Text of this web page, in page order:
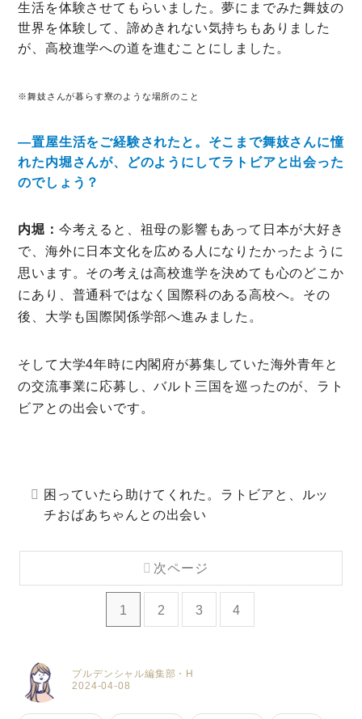
生活を体験させてもらいました。夢にまでみた舞妓の
世界を体験して、諦めきれない気持ちもありました
が、高校進学への道を進むことにしました。
※舞妓さんが暮らす寮のような場所のこと
―置屋生活をご経験されたと。そこまで舞妓さんに憧
れた内堀さんが、どのようにしてラトビアと出会った
のでしょう？
内堀： 今考えると、祖母の影響もあって日本が大好き
で、海外に日本文化を広める人になりたかったように
思います。その考えは高校進学を決めても心のどこか
にあり、普通科ではなく国際科のある高校へ。その
後、大学も国際関係学部へ進みました。
そして大学4年時に内閣府が募集していた海外青年と
の交流事業に応募し、バルト三国を巡ったのが、ラト
ビアとの出会いです。
困っていたら助けてくれた。ラトビアと、ルッ
チおばあちゃんとの出会い
1 2 3 4
次ページ
2024-04-08
プルデンシャル編集部・H